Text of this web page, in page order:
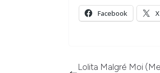
Facebook X
Lolita Malgré Moi